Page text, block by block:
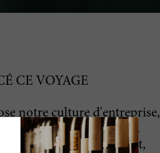
CE VOYAGE
notre culture d'entreprise,
totale et concrète.
mais aussi, et surtout,